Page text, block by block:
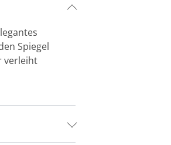
Spiegel
verleiht